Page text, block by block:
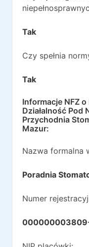
Tak
Czy spełnia
Tak
Informacje NFZ o
Działalność Pod
Przychodnia
Mazur:
Nazwa formalna
Poradnia
Numer